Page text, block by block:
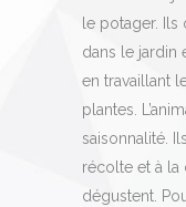
le potager. Ils
dans le jardin
en travaillant
plantes.
saisonnalité.
récolte et à la
dégustent.